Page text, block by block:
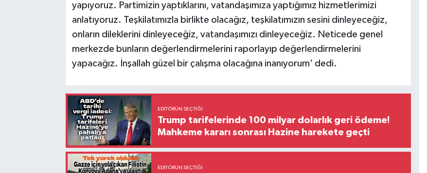
yapıyoruz. Partimizin yaptıklarını, vatandaşımıza yaptığımız hizmetlerimizi
anlatıyoruz. Teşkilatımızla birlikte olacağız, teşkilatımızın sesini dinleyeceğiz,
onların dileklerini dinleyeceğiz, vatandaşımızı dinleyeceğiz. Neticede genel
merkezde bunların değerlendirmelerini raporlayıp değerlendirmelerini
yapacağız. İnşallah güzel bir çalışma olacağına inanıyorum' dedi.
EDITÖRÜN SEÇTIĞI
Trump tarifelerinde 100 milyar dolarlık geri ödeme!
Mahkeme kararı sonrası Hazine harekete geçti
EDITÖRÜN SEÇTIĞI